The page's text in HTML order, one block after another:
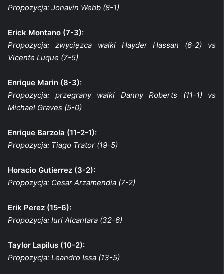
Propozycja: Jonavin Webb (8-1)
Erick Montano (7-3):
Propozycja: zwycięzca walki Hayder Hassan (6-2) vs
Vicente Luque (7-5)
Enrique Marin (8-3):
Propozycja: przegrany walki Danny Roberts (11-1) vs
Michael Graves (5-0)
Enrique Barzola (11-2-1):
Propozycja: Tiago Trator (19-5)
Horacio Gutierrez (3-2):
Propozycja: Cesar Arzamendia (7-2)
Erik Perez (15-6):
Propozycja: Iuri Alcantara (32-6)
Taylor Lapilus (10-2):
Propozycja: Leandro Issa (13-5)